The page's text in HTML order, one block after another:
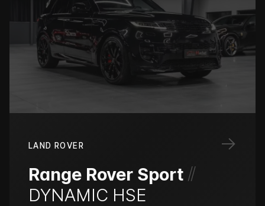
→
LAND ROVER
Range Rover Sport //
DYNAMIC HSE